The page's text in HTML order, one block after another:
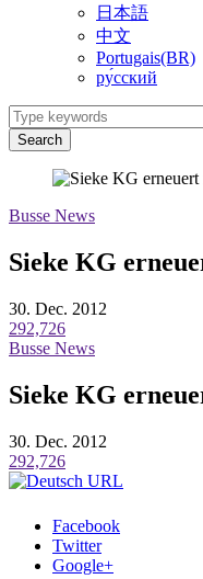
日本語
中文
Portugais(BR)
ру́сский
Search
Busse News
Sieke KG
30. Dec. 2012
292,726
Busse News
Sieke KG
30. Dec. 2012
292,726
Facebook
Twitter
Google+